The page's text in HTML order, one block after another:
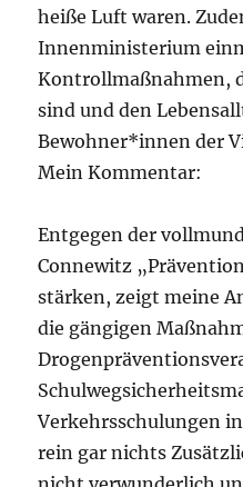
heiße Luft waren.
Innenministerium
Kontrollmaßnahmen,
sind und den
Bewohner*innen der
Mein Kommentar:
Entgegen der
Connewitz
stärken, zeigt meine
die gängigen
Verkehrsschulungen
rein gar nichts